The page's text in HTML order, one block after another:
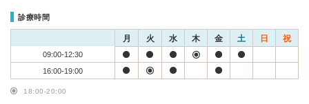
診療時間
月 火 水 木 金 土 日 祝
09:00-12:30
16:00-19:00
18:00-20:00